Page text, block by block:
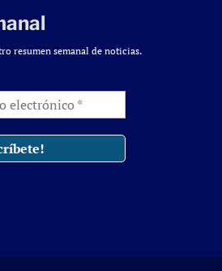
resumen semanal de noticias.